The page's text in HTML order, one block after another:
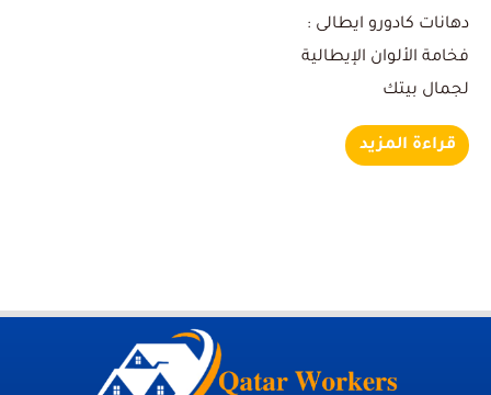
دهانات كادورو ايطالى :
فخامة الألوان الإيطالية
لجمال بيتك
قراءة المزيد